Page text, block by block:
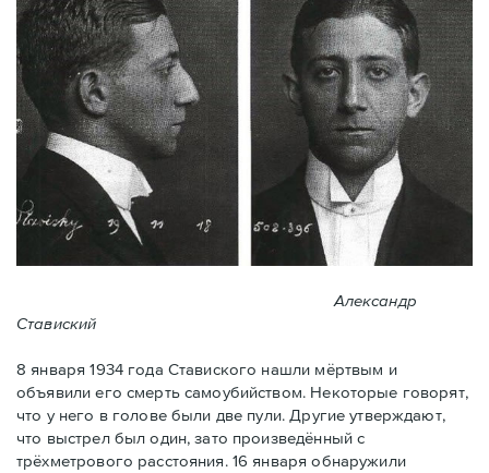
Александр
Ставиский
8 января 1934 года Ставиского нашли мёртвым и
объявили его смерть самоубийством. Некоторые говорят,
что у него в голове были две пули. Другие утверждают,
что выстрел был один, зато произведённый с
трёхметровoго расстояния. 16 января обнаружили